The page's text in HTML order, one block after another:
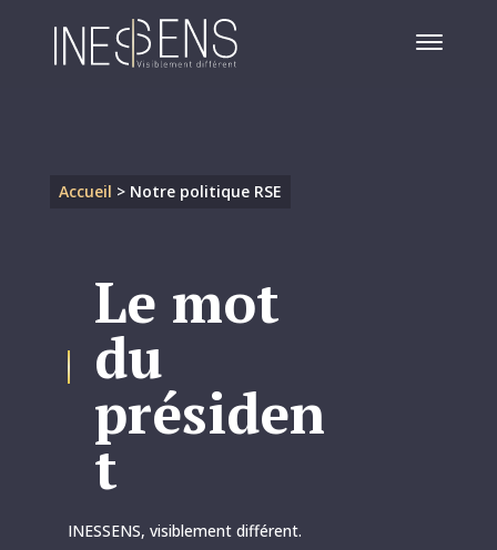
Accueil > Notre politique RSE
Le mot
du
présiden
t
INESSENS, visiblement différent.